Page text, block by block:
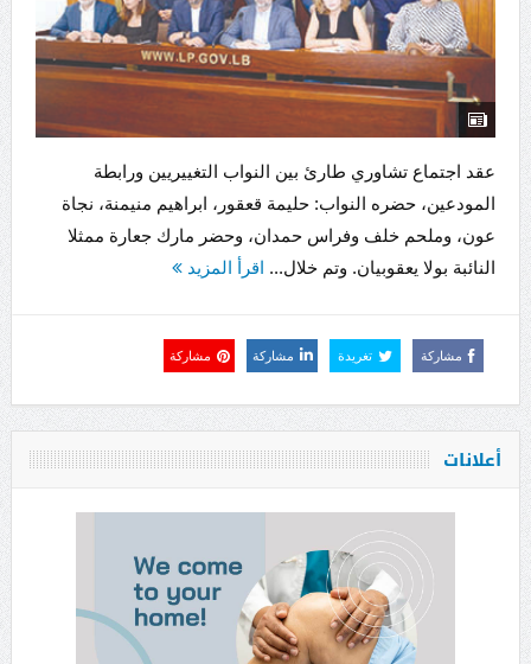
عقد اجتماع تشاوري طارئ بين النواب التغييريين ورابطة
المودعين، حضره النواب: حليمة قعقور، ابراهيم منيمنة، نجاة
عون، وملحم خلف وفراس حمدان، وحضر مارك جعارة ممثلا
النائبة بولا يعقوبيان. وتم خلال... اقرأ المزيد
مشاركة تغريدة مشاركة مشاركة
أعلانات